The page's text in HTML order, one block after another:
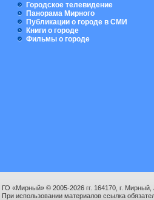
Городское телевидение
Панорама Мирного
Публикации о городе в СМИ
Книги о городе
Фильмы о городе
ГО «Мирный» © 2005-2026 гг. 164170, г. Мирный,
При использовании материалов ссылка